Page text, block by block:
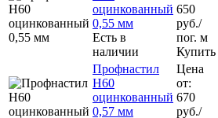
оцинкованный
0,55 мм
Есть в
наличии
650
руб./
пог. м
Купить
Профнастил
Н60
оцинкованный
0,57 мм
Цена
от:
670
руб./